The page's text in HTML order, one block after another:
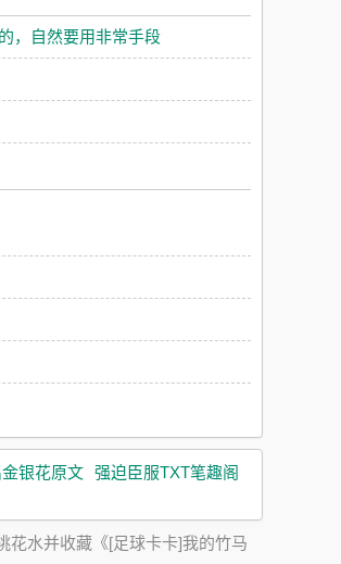
，自然要用非常手段
银花原文 强迫臣服TXT笔趣阁
花水并收藏《[足球卡卡]我的竹马